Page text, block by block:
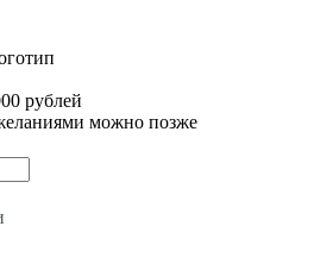
рублей
можно позже